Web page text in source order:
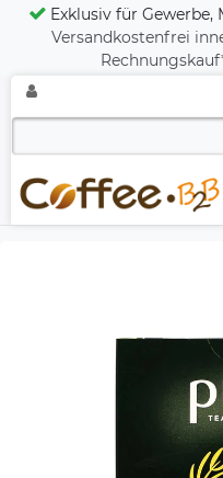
Exklusiv für
Versandkostenfrei